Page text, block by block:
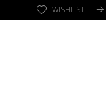
WISHLIST